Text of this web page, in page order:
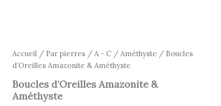
Accueil / Par pierres/ A - C / Améthyste / Boucles
d’Oreilles Amazonite & Améthyste
Boucles d’Oreilles Amazonite &
Améthyste
d’Oreilles
Amazonite
Améthyste